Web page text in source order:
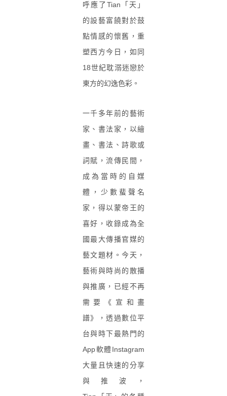
呼應了Tian 「天」
的設藝富饒對於鼓
點情感的懷舊，重
塑西方今日，如同
18世紀耽溺迷戀於
東方的幻逸色彩。
一千多年前的藝術
家、書法家，以繪
畫、書法、詩歌或
詞賦，流傳民間，
成為當時的自媒
體，少數蜚聲名
家，得以蒙帝王的
喜好，收錄成為全
國最大傳播官媒的
藝文題材。今天，
藝術與時尚的散播
與推廣，已經不再
需要《宣和畫
譜》，透過數位平
台與時下最熱門的
App軟體Instagram
大量且快速的分享
與推波，